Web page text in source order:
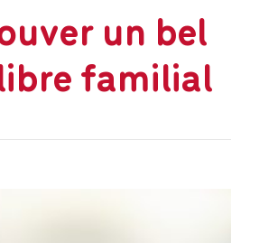
un bel
familial